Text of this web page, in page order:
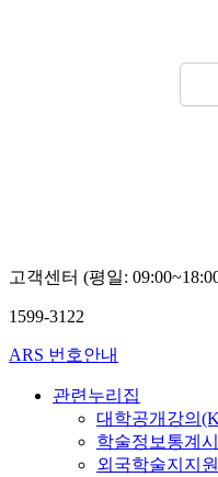
고객센터 (평일:
1599-3122
ARS 번호안내
관련누리집
대학공개강의
학술정보통계
외국학술지지